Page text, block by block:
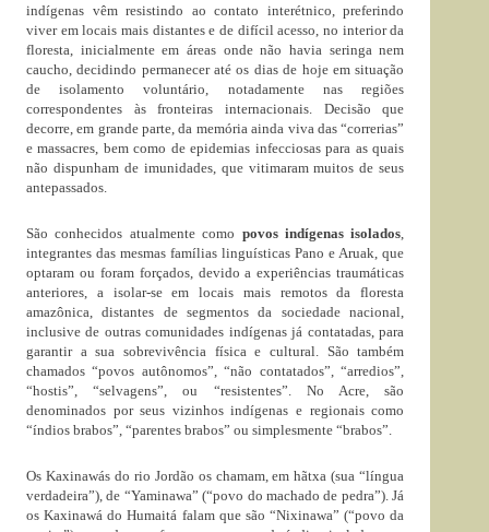
indígenas vêm resistindo ao contato interétnico, preferindo
viver em locais mais distantes e de difícil acesso, no interior da
floresta, inicialmente em áreas onde não havia seringa nem
caucho, decidindo permanecer até os dias de hoje em situação
de isolamento voluntário, notadamente nas regiões
correspondentes às fronteiras internacionais. Decisão que
decorre, em grande parte, da memória ainda viva das “correrias”
e massacres, bem como de epidemias infecciosas para as quais
não dispunham de imunidades, que vitimaram muitos de seus
antepassados.
São conhecidos atualmente como povos indígenas isolados
integrantes das mesmas famílias linguísticas Pano e Aruak, que
optaram ou foram forçados, devido a experiências traumáticas
anteriores, a isolar-se em locais mais remotos da floresta
amazônica, distantes de segmentos da sociedade nacional,
inclusive de outras comunidades indígenas já contatadas, para
garantir a sua sobrevivência física e cultural. São também
chamados “povos autônomos”, “não contatados”, “arredios”,
“hostis”, “selvagens”, ou “resistentes”. No Acre, são
denominados por seus vizinhos indígenas e regionais como
“índios brabos”, “parentes brabos” ou simplesmente “brabos”.
Os Kaxinawás do rio Jordão os chamam, em hãtxa (sua “língua
verdadeira”), de “Yaminawa” (“povo do machado de pedra”). Já
os Kaxinawá do Humaitá falam que são “Nixinawa” (“povo da